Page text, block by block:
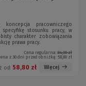
koncepcja pracowniczego
stosunku pracy, w
charakter zobowiązania
prawa pracy.
Cena regularna: 84,00 zł
z 30 dni przed obniżką: 58,80 zł
od: 58,80 zł Więcej